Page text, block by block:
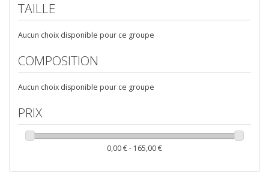
Stimulateurs Bio Technology (1)
ACCESSOIRES DE BOUTURAGE (10)
Germination et récolte (15)
Engrais (1)
TAILLE
Aucun choix disponible pour ce groupe
COMPOSITION
Aucun choix disponible pour ce groupe
PRIX
0,00 € - 165,00 €